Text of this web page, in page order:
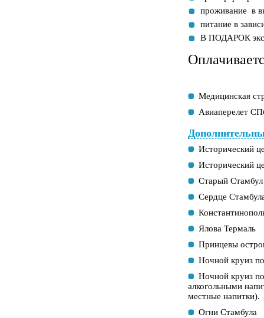
проживание в
питание в
В ПОДАРОК
Медицинская
Авиаперелет
Исторический
Исторический
Старый Стамбул
Сердце
Ялова Термаль
Принцевы
Ночной круиз
Ночной круиз
алкогольными
местные напитки).
Огни Стамбула